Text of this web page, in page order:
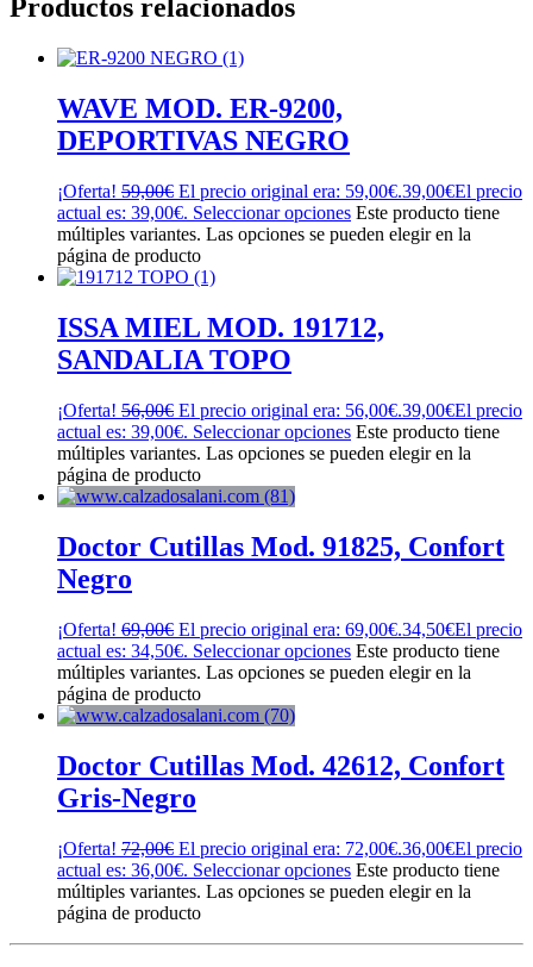
Productos relacionados
WAVE MOD. ER-9200,
DEPORTIVAS NEGRO
¡Oferta! 59,00€ El precio original era: 59,00€.39,00€El precio
actual es: 39,00€. Seleccionar opciones Este producto tiene
múltiples variantes. Las opciones se pueden elegir en la
página de producto
ISSA MIEL MOD. 191712,
SANDALIA TOPO
¡Oferta! 56,00€ El precio original era: 56,00€.39,00€El precio
actual es: 39,00€. Seleccionar opciones Este producto tiene
múltiples variantes. Las opciones se pueden elegir en la
página de producto
Doctor Cutillas Mod. 91825, Confort
Negro
¡Oferta! 69,00€ El precio original era: 69,00€.34,50€El precio
actual es: 34,50€. Seleccionar opciones Este producto tiene
múltiples variantes. Las opciones se pueden elegir en la
página de producto
Doctor Cutillas Mod. 42612, Confort
Gris-Negro
¡Oferta! 72,00€ El precio original era: 72,00€.36,00€El precio
actual es: 36,00€. Seleccionar opciones Este producto tiene
múltiples variantes. Las opciones se pueden elegir en la
página de producto